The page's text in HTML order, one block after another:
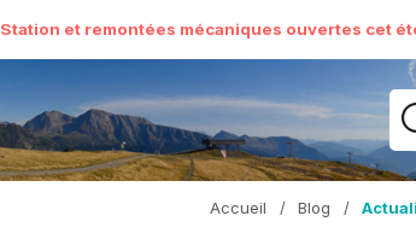
Station et remontées mécaniques ouvertes cet
Accueil / Blog /